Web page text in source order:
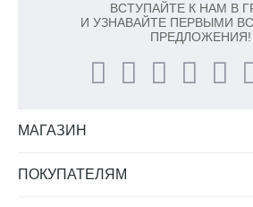
ВСТУПАЙТЕ К НАМ В
И УЗНАВАЙТЕ ПЕРВЫМИ
ПРЕДЛОЖЕНИЯ!
МАГАЗИН
ПОКУПАТЕЛЯМ